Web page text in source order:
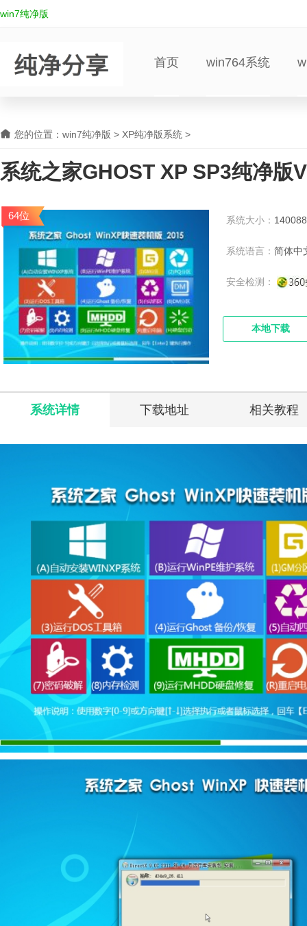
win7纯净版
首页 win764系统
您的位置： win7纯净版 > XP纯净版系统 >
系统之家GHOST XP SP3纯净版
64位 系统大小：
系统语言： 简体中
安全检测：
本地下载
系统详情 下载地址 相关教程